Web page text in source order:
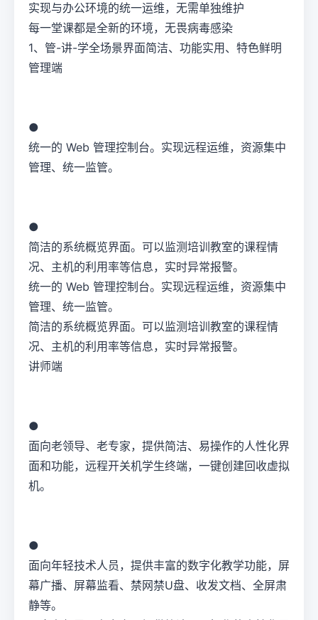
实现与办公环境的统一运维，无需单独维护
每一堂课都是全新的环境，无畏病毒感染
1、管-讲-学全场景界面简洁、功能实用、特色鲜明
管理端
●
统一的 Web 管理控制台。实现远程运维，资源集中
管理、统一监管。
●
简洁的系统概览界面。可以监测培训教室的课程情
况、主机的利用率等信息，实时异常报警。
统一的 Web 管理控制台。实现远程运维，资源集中
管理、统一监管。
简洁的系统概览界面。可以监测培训教室的课程情
况、主机的利用率等信息，实时异常报警。
讲师端
●
面向老领导、老专家，提供简洁、易操作的人性化界
面和功能，远程开关机学生终端，一键创建回收虚拟
机。
●
面向年轻技术人员，提供丰富的数字化教学功能，屏
幕广播、屏幕监看、禁网禁U盘、收发文档、全屏肃
静等。